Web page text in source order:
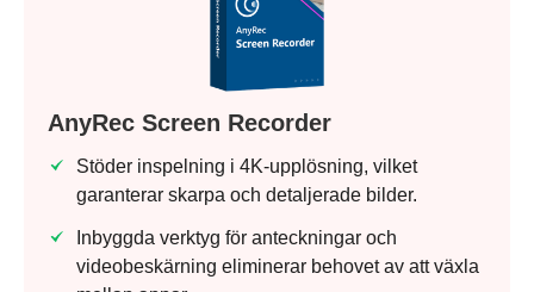
Steg 1.
AnyRec Screen Recorder
Stöder inspelning i 4K-upplösning, vilket
garanterar skarpa och detaljerade bilder.
Inbyggda verktyg för anteckningar och
videobeskärning eliminerar behovet av att växla